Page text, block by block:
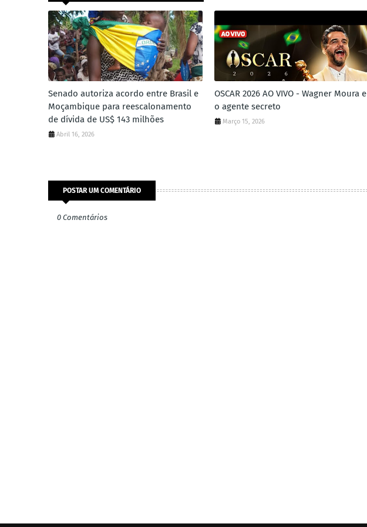
Senado autoriza acordo entre Brasil e
Moçambique para reescalonamento
de dívida de US$ 143 milhões
Abril 16, 2026
OSCAR 2026 AO VIVO - Wagner Moura e
o agente secreto
Março 15, 2026
POSTAR UM COMENTÁRIO
0 Comentários